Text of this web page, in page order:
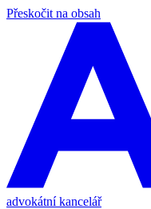
Přeskočit na obsah
advokátní kancelář